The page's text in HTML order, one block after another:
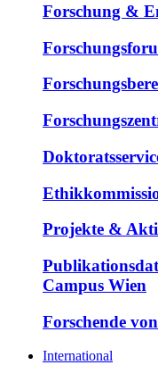
Forschung &
Projekte &
Campus Wien
Forschende
International